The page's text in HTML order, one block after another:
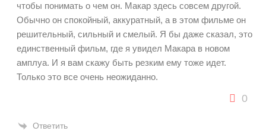
чтобы понимать о чем он. Макар здесь совсем другой.
Обычно он спокойный, аккуратный, а в этом фильме он
решительный, сильный и смелый. Я бы даже сказал, это
единственный фильм, где я увидел Макара в новом
амплуа. И я вам скажу быть резким ему тоже идет.
Только это все очень неожиданно.
0
Ответить